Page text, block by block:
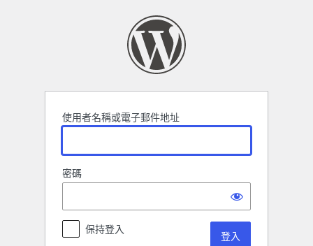
使用者名稱或電子郵件地址
密碼
保持登入